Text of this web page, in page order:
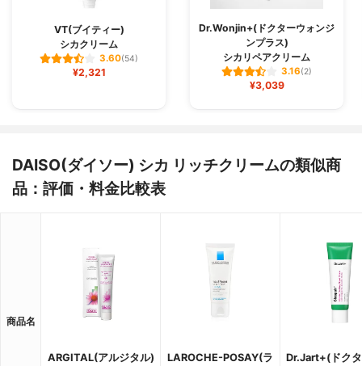
VT(ブイティー)
シカクリーム
3.60(54)
¥2,321
Dr.Wonjin+(ドクターウォンジ
ンプラス)
シカリペアクリーム
3.16(2)
¥3,039
DAISO(ダイソー) シカ リッチクリームの類似商
品：評価・料金比較表
商品名
ARGITAL(アルジタル) LAROCHE-POSAY(ラ Dr.Jart+(ドク